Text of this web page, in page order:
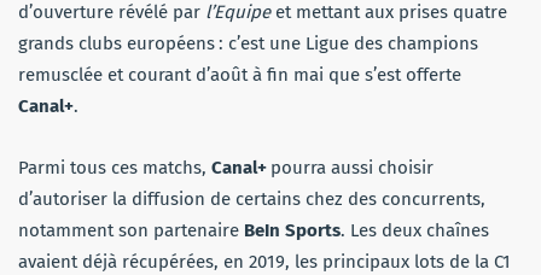
d’ouverture révélé par l’Equipeet mettant aux prises quatre
grands clubs européens : c’est une Ligue des champions
remusclée et courant d’août à fin mai que s’est offerte
Canal+.
Parmi tous ces matchs, Canal+ pourra aussi choisir
d’autoriser la diffusion de certains chez des concurrents,
notamment son partenaire BeIn Sports. Les deux chaînes
avaient déjà récupérées, en 2019, les principaux lots de la C1